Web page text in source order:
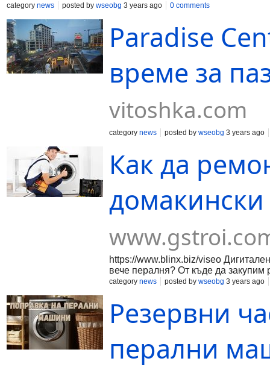
category news posted by wseobg 3 years ago 0 comments
Paradise
време за
vitoshka.com
category news posted by wseobg 3 years ago
Как да
домакински
https://www.blinx.biz/viseo
вече пералня? От къде да закупим
category news posted by wseobg 3 years ago
Резервни
перални